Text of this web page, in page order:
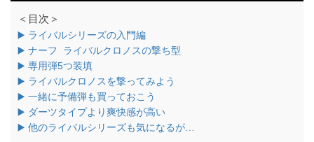
＜目次＞
▶️ ライバルシリーズの入門編
▶️ ナーフ ライバルクロノスの撃ち型
▶️ 専用弾5つ装填
▶️ ライバルクロノスを撃ってみよう
▶️ 一緒に予備弾も買っておこう
▶️ ダーツタイプより爽快感が高い
▶️ 他のライバルシリーズも気になるが…